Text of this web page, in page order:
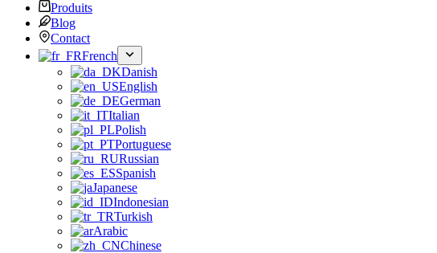
Produits
Blog
Contact
French
Danish
English
German
Italian
Polish
Portuguese
Russian
Spanish
Japanese
Indonesian
Turkish
Arabic
Chinese